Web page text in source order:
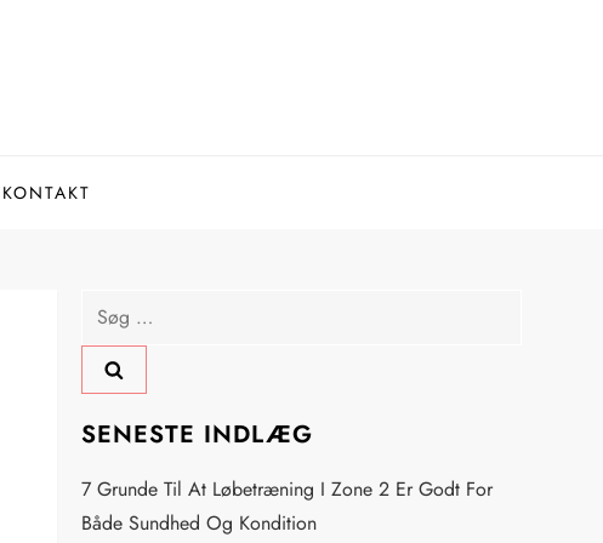
KONTAKT
Søg
efter:
SENESTE INDLÆG
7 Grunde Til At Løbetræning I Zone 2 Er Godt For
Både Sundhed Og Kondition